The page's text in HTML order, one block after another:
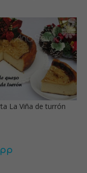
La Viña de turrón